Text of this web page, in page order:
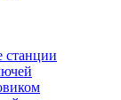
станции